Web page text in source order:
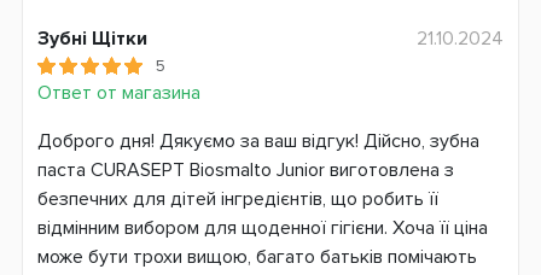
Страна производитель
Италия
Страна регистрации бренда
Италия
Зубні Щітки
5
Ответ от магазина
21.10.2024
Доброго дня! Дякуємо за ваш відгук! Дійсно, зубна
паста CURASEPT Biosmalto Junior виготовлена з
безпечних для дітей інгредієнтів, що робить її
відмінним вибором для щоденної гігієни. Хоча її ціна
може бути трохи вищою, багато батьків помічають